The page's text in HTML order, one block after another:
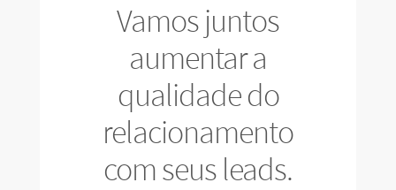
Vamos juntos
aumentar a
qualidade do
relacionamento
com seus leads.